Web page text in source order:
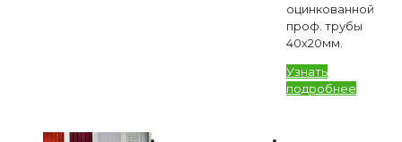
оцинкованной
проф. трубы
40х20мм.
Узнать
подробнее